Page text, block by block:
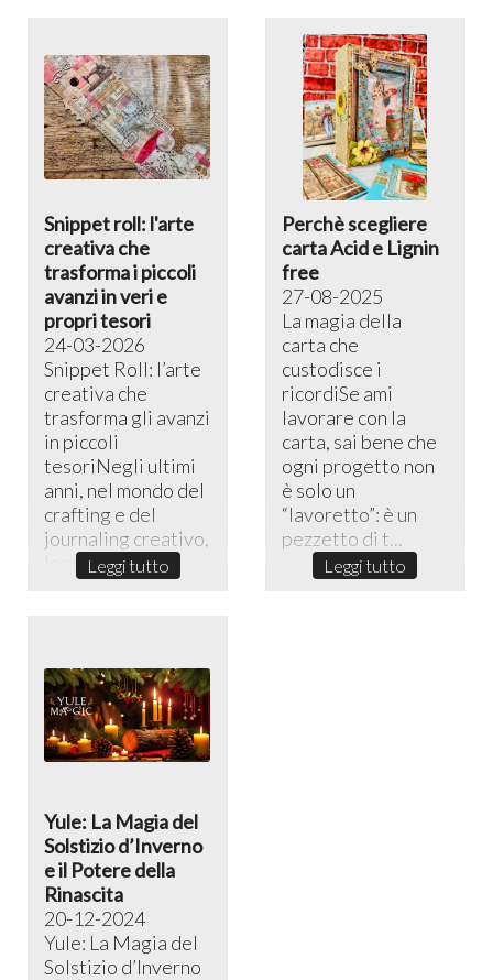
Snippet roll: l'arte
creativa che
trasforma i piccoli
avanzi in veri e
propri tesori
24-03-2026
Snippet Roll: l’arte
creativa che
trasforma gli avanzi
in piccoli
tesoriNegli ultimi
anni, nel mondo del
crafting e del
journaling creativo,
lo sni...Leggi tutto
Perchè scegliere
carta Acid e Lignin
free
27-08-2025
La magia della
carta che
custodisce i
ricordiSe ami
lavorare con la
carta, sai bene che
ogni progetto non
è solo un
“lavoretto”: è un
pezzetto di t...
Leggi tutto
Yule: La Magia del
Solstizio d’Inverno
e il Potere della
Rinascita
20-12-2024
Yule: La Magia del
Solstizio d’Inverno